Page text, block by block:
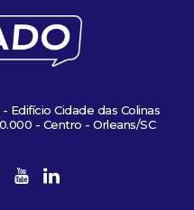
Edifício Cidade das Colinas
- Centro - Orleans/SC